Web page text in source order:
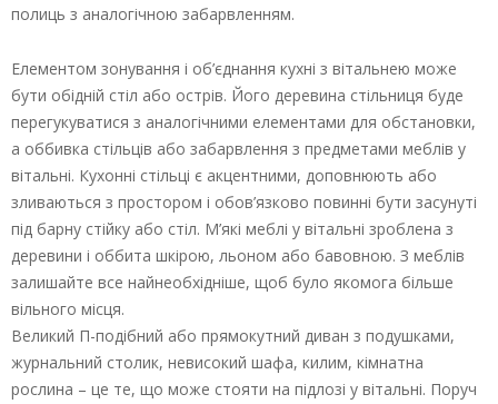
полиць з аналогічною забарвленням.
Елементом зонування і об’єднання кухні з вітальнею може
бути обідній стіл або острів. Його деревина стільниця буде
перегукуватися з аналогічними елементами для обстановки,
а оббивка стільців або забарвлення з предметами меблів у
вітальні. Кухонні стільці є акцентними, доповнюють або
зливаються з простором і обов’язково повинні бути засунуті
під барну стійку або стіл. М’які меблі у вітальні зроблена з
деревини і оббита шкірою, льоном або бавовною. З меблів
залишайте все найнеобхідніше, щоб було якомога більше
вільного місця.
Великий П-подібний або прямокутний диван з подушками,
журнальний столик, невисокий шафа, килим, кімнатна
рослина – це те, що може стояти на підлозі у вітальні. Поруч